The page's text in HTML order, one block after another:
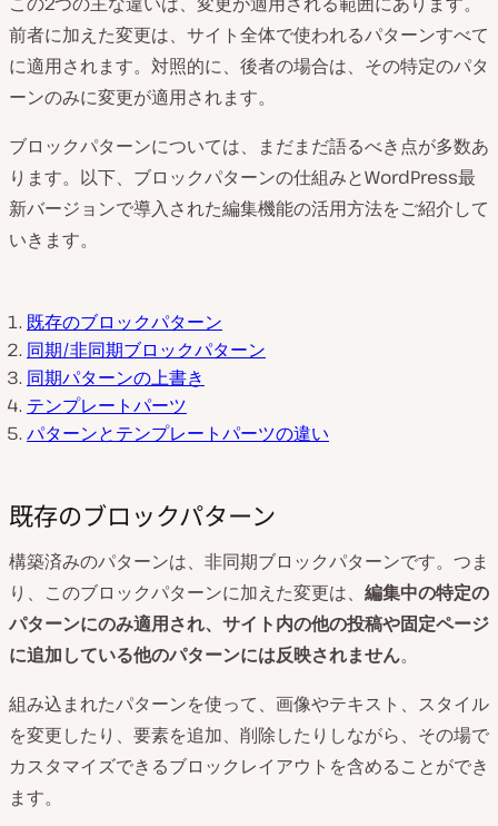
前者に加えた変更は、サイト全体で使われるパターンすべて
に適用されます。対照的に、後者の場合は、その特定のパタ
ーンのみに変更が適用されます。
ブロックパターンについては、まだまだ語るべき点が多数あ
ります。以下、ブロックパターンの仕組みとWordPress最
新バージョンで導入された編集機能の活用方法をご紹介して
いきます。
既存のブロックパターン
同期/非同期ブロックパターン
同期パターンの上書き
テンプレートパーツ
パターンとテンプレートパーツの違い
既存のブロックパターン
構築済みのパターンは、非同期ブロックパターンです。つま
り、このブロックパターンに加えた変更は、 編集中の特定の
パターンにのみ適用され、サイト内の他の投稿や固定ページ
に追加している他のパターンには反映されません。
組み込まれたパターンを使って、画像やテキスト、スタイル
を変更したり、要素を追加、削除したりしながら、その場で
カスタマイズできるブロックレイアウトを含めることができ
ます。